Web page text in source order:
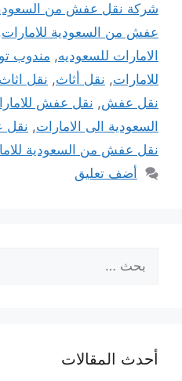
شركة نقل عفش من
عفش من السعودية للامارات
الامارات للسعوديه, مندوب
للامارات, نقل أثاث, نقل
نقل عفش, نقل عفش
السعودية الى الامارات, نقل
نقل عفش من السعودية
أضف تعليق
عن:
أحدث المقالات